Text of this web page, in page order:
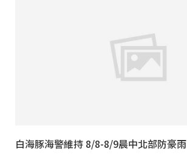
白海豚海警維持 8/8-8/9晨中北部防豪雨